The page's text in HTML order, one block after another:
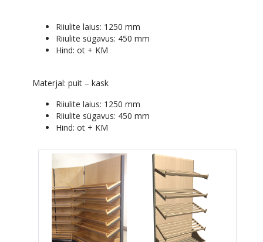
Riiulite laius: 1250 mm
Riiulite sügavus: 450 mm
Hind: ot + KM
Materjal: puit – kask
Riiulite laius: 1250 mm
Riiulite sügavus: 450 mm
Hind: ot + KM